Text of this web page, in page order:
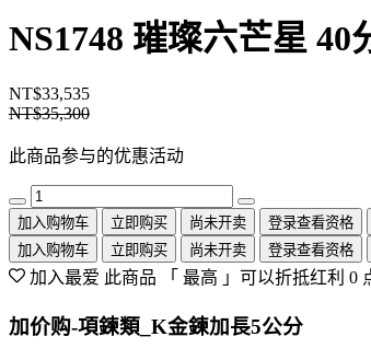
NS1748 璀璨六芒星 40
NT$33,535
NT$35,300
此商品参与的优惠活动
加入购物车 立即购买 尚未开卖 登录查看资格
加入购物车
立即购买 尚未开卖 登录查看资格
加入最爱 此商品 「 最高 」可以折抵红利 0
加价购-項鍊類_K金鍊加長5公分